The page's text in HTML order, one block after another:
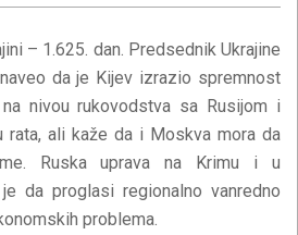
– 1.625. dan. Predsednik Ukrajine
da je Kijev izrazio spremnost
nivou rukovodstva sa Rusijom i
rata, ali kaže da i Moskva mora da
Ruska uprava na Krimu i u
da proglasi regionalno vanredno
problema.